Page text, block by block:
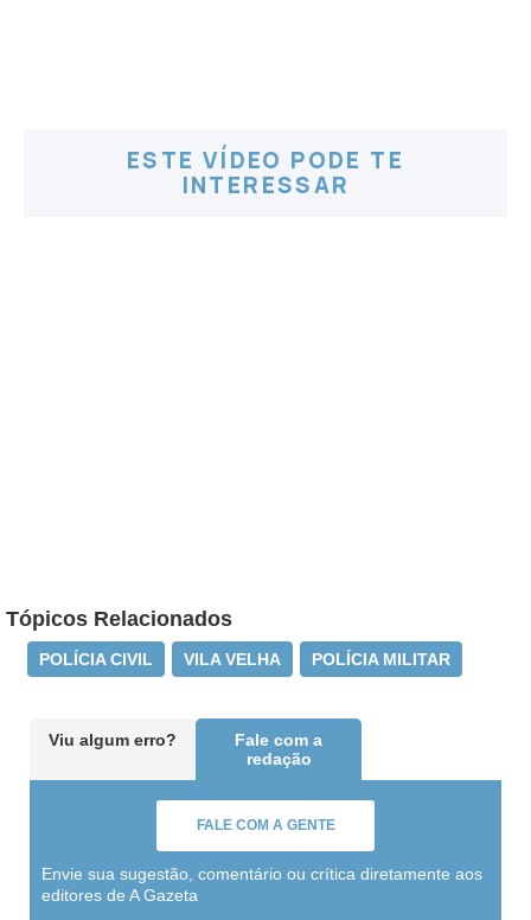
ESTE VÍDEO PODE TE
INTERESSAR
Tópicos Relacionados
POLÍCIA CIVIL VILA VELHA POLÍCIA MILITAR
Viu algum erro?
Fale com a
redação
FALE COM A GENTE
Envie sua sugestão, comentário ou crítica diretamente aos
editores de A Gazeta